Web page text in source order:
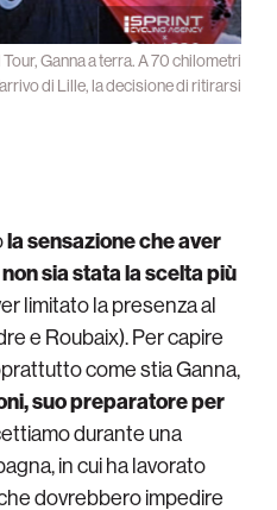
Ganna a terra. A 70 chilometri
di Lille, la decisione di ritirarsi
la sensazione che aver
sia stata la scelta più
limitato la presenza al
e Roubaix). Per capire
come stia Ganna,
suo preparatore per
durante una
in cui ha lavorato
dovrebbero impedire